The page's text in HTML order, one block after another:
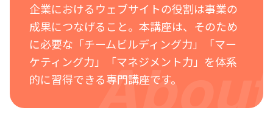
About
企業におけるウェブサイトの役割は事業の
成果につなげること。本講座は、そのため
に必要な「チームビルディング力」「マー
ケティング力」「マネジメント力」を体系
的に習得できる専門講座です。